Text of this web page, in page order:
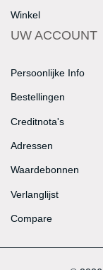
Winkel
UW ACCOUNT
Persoonlijke Info
Bestellingen
Creditnota's
Adressen
Waardebonnen
Verlanglijst
Compare